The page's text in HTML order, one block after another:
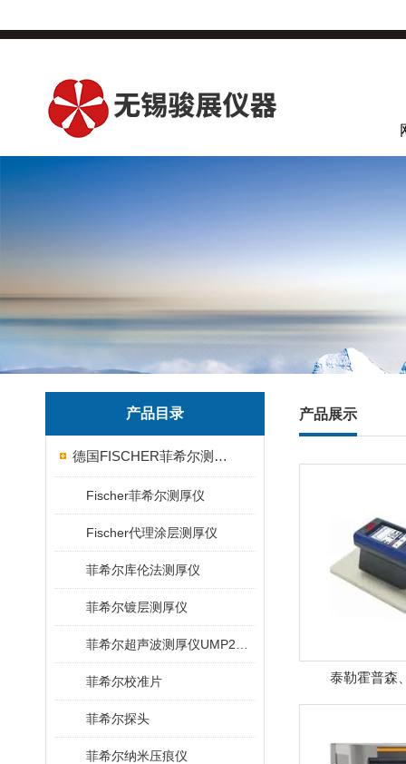
产品目录
德国FISCHER菲希尔测厚仪
Fischer菲希尔测厚仪
Fischer代理涂层测厚仪
菲希尔库伦法测厚仪
菲希尔镀层测厚仪
菲希尔校准片
菲希尔探头
菲希尔纳米压痕仪
产品展示
泰勒霍普森